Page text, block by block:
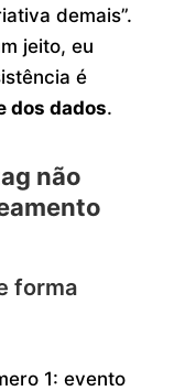
demais”.
jeito, eu
é
dos dados.
não
forma
1: evento